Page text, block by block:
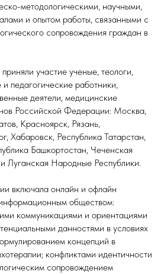
методологическими, научными,
и опытом работы, связанными с
сопровождения граждан в
участие ученые, теологи,
педагогические работники,
деятели, медицинские
Российской Федерации: Москва,
Красноярск, Рязань,
Хабаровск, Республика Татарстан,
Башкортостан, Чеченская
Луганская Народные Республики.
включала онлайн и офлайн
обществом:
коммуникациями и ориентациями
данностями в условиях
концепций в
конфликтами идентичности
сопровождением